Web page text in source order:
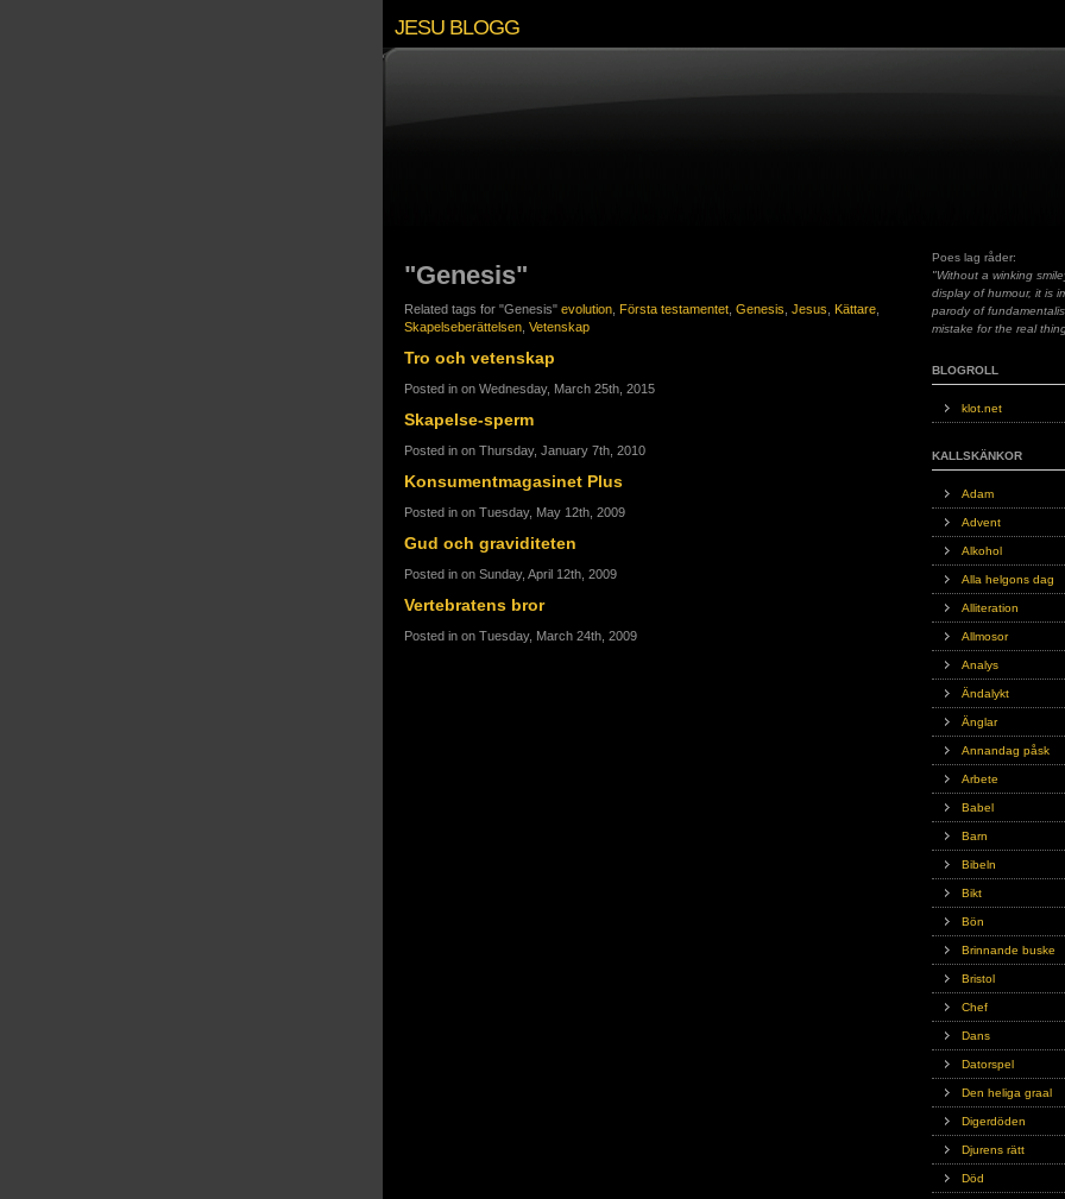
JESU BLOGG
"Genesis"
Related tags for "Genesis" evolution, Första testamentet, Genesis, Jesus, Kättare,
Skapelseberättelsen, Vetenskap
Tro och vetenskap
Posted in on Wednesday, March 25th, 2015
Skapelse-sperm
Posted in on Thursday, January 7th, 2010
Konsumentmagasinet Plus
Posted in on Tuesday, May 12th, 2009
Gud och graviditeten
Posted in on Sunday, April 12th, 2009
Vertebratens bror
Posted in on Tuesday, March 24th, 2009
Poes lag råder:
"Without a winking
display of humour, it is
parody of
mistake for the real
BLOGROLL
klot.net
KALLSKÄNKOR
Adam
Advent
Alkohol
Alla helgons dag
Alliteration
Allmosor
Analys
Ändalykt
Änglar
Annandag påsk
Arbete
Babel
Barn
Bibeln
Bikt
Bön
Brinnande buske
Bristol
Chef
Dans
Datorspel
Den heliga graal
Digerdöden
Djurens rätt
Död